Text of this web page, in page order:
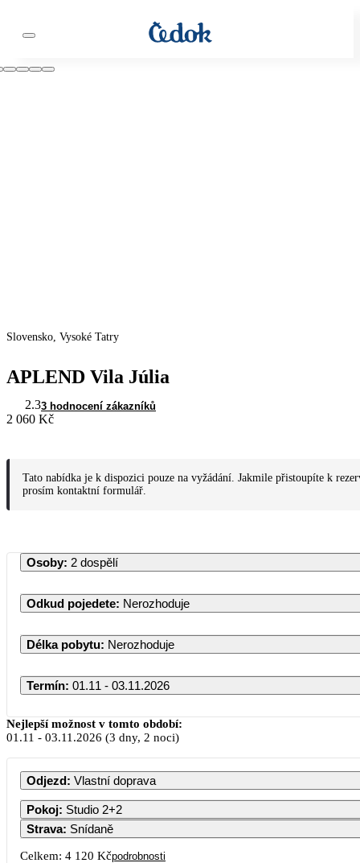
Slovensko, Vysoké Tatry
APLEND Vila Júlia
2.33 hodnocení zákazníků
2 060 Kč
Tato nabídka je k dispozici pouze na vyžádání. Jakmile přistoupíte k
prosím kontaktní formulář.
Osoby: 2 dospělí
Odkud pojedete: Nerozhoduje
Délka pobytu: Nerozhoduje
Termín: 01.11 - 03.11.2026
Listopad 2026
PO ÚT ST ČT PÁ SO
2
2 060
3
2 060
4 5 6 7
Nejlepší možnost v tomto období:
01.11 - 03.11.2026 (3 dny, 2 noci)
Odjezd: Vlastní doprava
Pokoj: Studio 2+2
Strava: Snídaně
Celkem: 4 120 Kčpodrobnosti